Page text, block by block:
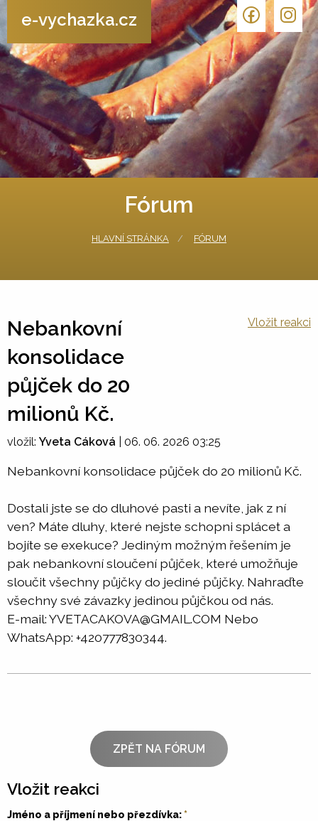
e-vychazka.cz
Fórum
HLAVNÍ STRÁNKA FÓRUM
Nebankovní
konsolidace
půjček do 20
milionů Kč.
Vložit reakci
vložil: Yveta Cáková 06. 06. 2026 03:25
Nebankovní konsolidace půjček do 20 milionů Kč.
Dostali jste se do dluhové pasti a nevíte, jak z ní
ven? Máte dluhy, které nejste schopni splácet a
bojíte se exekuce? Jediným možným řešením je
pak nebankovní sloučení půjček, které umožňuje
sloučit všechny půjčky do jediné půjčky. Nahraďte
všechny své závazky jedinou půjčkou od nás.
E-mail: YVETACAKOVA@GMAIL.COM Nebo
WhatsApp: +420777830344.
ZPĚT NA FÓRUM
Vložit reakci
Jméno a příjmení nebo přezdívka: